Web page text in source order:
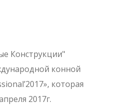
Конструкции"
конной
которая
2017г.